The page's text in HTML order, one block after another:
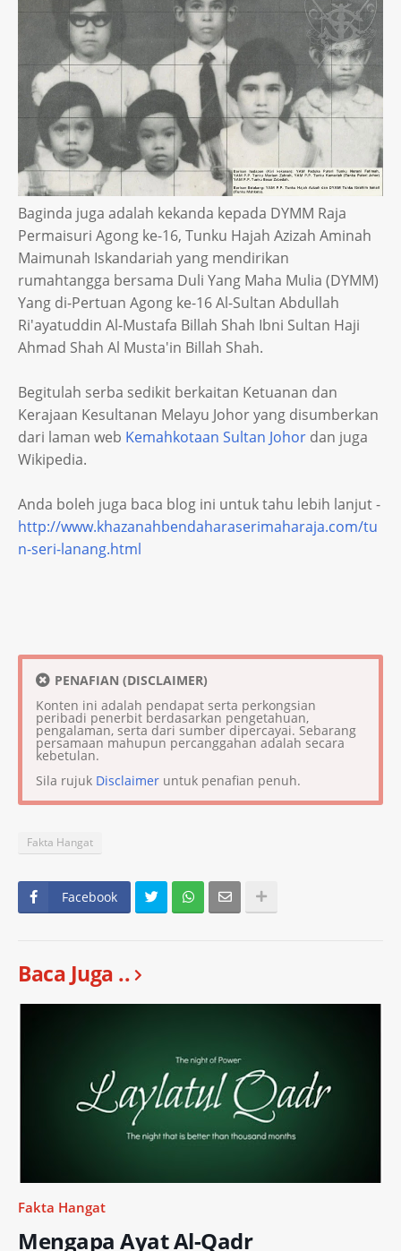
Baginda juga adalah kekanda kepada DYMM Raja
Permaisuri Agong ke-16, Tunku Hajah Azizah Aminah
Maimunah Iskandariah yang mendirikan
rumahtangga bersama Duli Yang Maha Mulia (DYMM)
Yang di-Pertuan Agong ke-16 Al-Sultan Abdullah
Ri'ayatuddin Al-Mustafa Billah Shah Ibni Sultan Haji
Ahmad Shah Al Musta'in Billah Shah.
Begitulah serba sedikit berkaitan Ketuanan dan
Kerajaan Kesultanan Melayu Johor yang disumberkan
dari laman web Kemahkotaan Sultan Johor dan juga
Wikipedia.
Anda boleh juga baca blog ini untuk tahu lebih lanjut -
http://www.khazanahbendaharaserimaharaja.com/tu
n-seri-lanang.html
PENAFIAN (DISCLAIMER)
Konten ini adalah pendapat serta perkongsian
peribadi penerbit berdasarkan pengetahuan,
pengalaman, serta dari sumber dipercayai. Sebarang
persamaan mahupun percanggahan adalah secara
kebetulan.
Sila rujuk Disclaimer untuk penafian penuh.
Fakta Hangat
Facebook
Baca Juga ..
Fakta Hangat
Mengapa Ayat Al-Qadr